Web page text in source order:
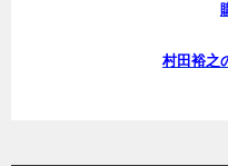
村田裕之